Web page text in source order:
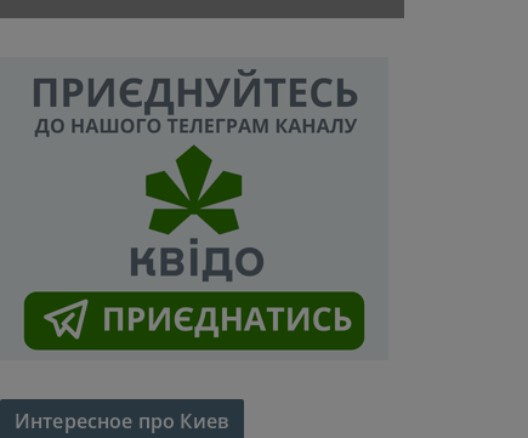
Интересное про Киев